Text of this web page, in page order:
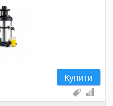
Купити